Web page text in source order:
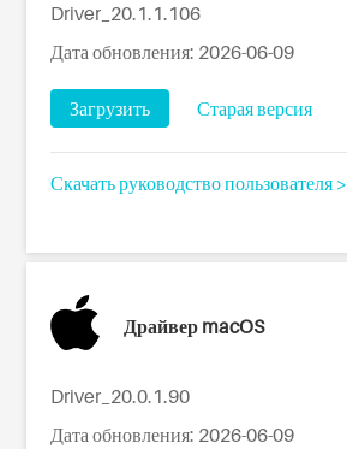
Driver_20.1.1.106
Дата обновления: 2026-06-09
Загрузить Старая версия
Скачать руководство пользователя >
Драйвер macOS
Driver_20.0.1.90
Дата обновления: 2026-06-09